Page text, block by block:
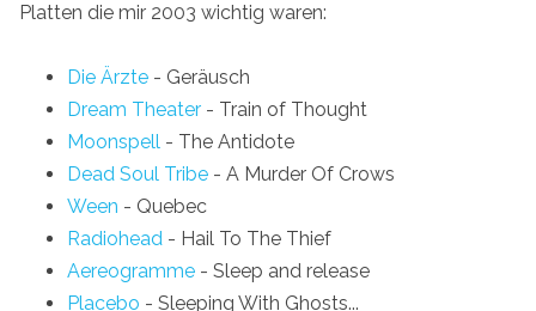
Platten die mir 2003 wichtig waren:
Die Ärzte - Geräusch
Dream Theater - Train of Thought
Moonspell - The Antidote
Dead Soul Tribe - A Murder Of Crows
Ween - Quebec
Radiohead - Hail To The Thief
Aereogramme - Sleep and release
Placebo - Sleeping With Ghosts...